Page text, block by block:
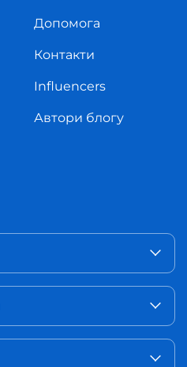
Допомога
Контакти
Influencers
Автори блогу